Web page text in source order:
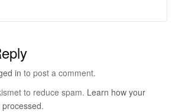
in to post a comment.
to reduce spam. Learn how your
.